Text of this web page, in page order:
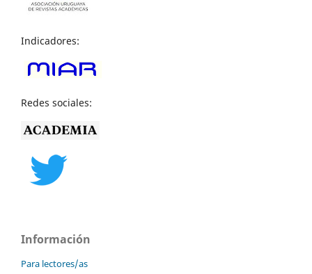
Indicadores:
Redes sociales:
Información
Para lectores/as